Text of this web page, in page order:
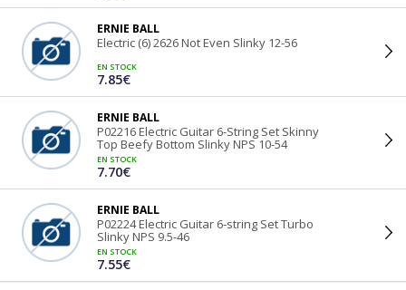
ERNIE BALL
Electric (6) 2626 Not Even Slinky 12-56
EN STOCK
7.85€
ERNIE BALL
P02216 Electric Guitar 6-String Set Skinny
Top Beefy Bottom Slinky NPS 10-54
EN STOCK
7.70€
ERNIE BALL
P02224 Electric Guitar 6-string Set Turbo
Slinky NPS 9.5-46
EN STOCK
7.55€